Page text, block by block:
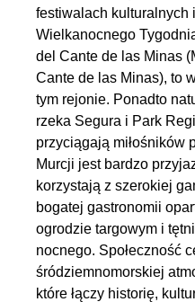
festiwalach kulturalnych
Wielkanocnego
del Cante de las Minas
Cante de las Minas), to
tym rejonie. Ponadto
rzeka Segura i Park
przyciągają miłośników
Murcji jest bardzo
korzystają z szerokiej
bogatej gastronomii
ogrodzie targowym i
nocnego. Społeczność
śródziemnomorskiej
które łączy historię,